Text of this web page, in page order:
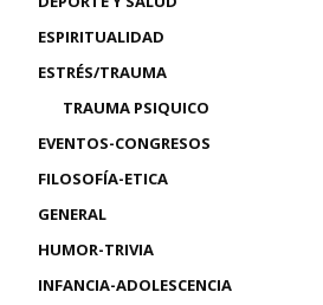
ESPIRITUALIDAD
ESTRÉS/TRAUMA
TRAUMA PSIQUICO
EVENTOS-CONGRESOS
FILOSOFÍA-ETICA
GENERAL
HUMOR-TRIVIA
INFANCIA-ADOLESCENCIA